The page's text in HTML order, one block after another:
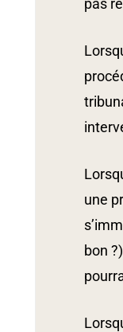
pas
une
bon